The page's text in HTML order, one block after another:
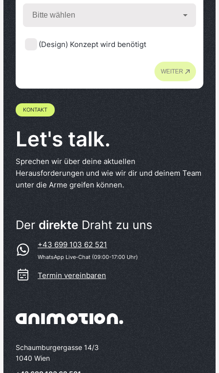
(Design) Konzept wird benötigt
WEITER
KONTAKT
Let's talk.
Sprechen wir über deine aktuellen
Herausforderungen und wie wir dir und deinem Team
unter die Arme greifen können.
Der direkte Draht zu uns
+43 699 103 62 521
WhatsApp Live-Chat (09:00-17:00 Uhr)
Termin vereinbaren
Schaumburgergasse 14/3
1040 Wien